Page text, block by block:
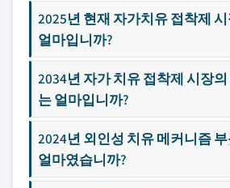
2025년 현재 자가치유 접착제
얼마입니까?
2034년 자가 치유 접착제 시장
는 얼마입니까?
2024년 외인성 치유 메커니즘
얼마였습니까?